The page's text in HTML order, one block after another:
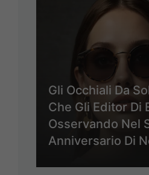
Gli Occhiali Da
Che Gli Editor Di
Osservando Nel
Anniversario Di